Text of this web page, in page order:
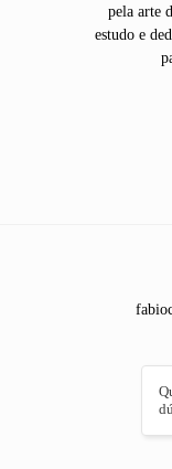
pela arte
estudo e